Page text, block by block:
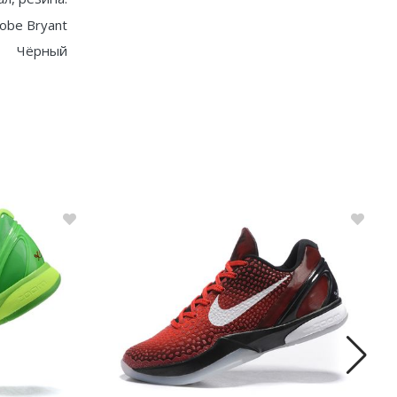
Bryant
Чёрный